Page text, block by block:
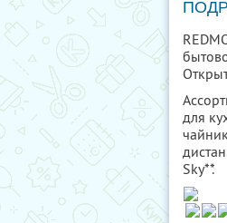
для
Sky**.